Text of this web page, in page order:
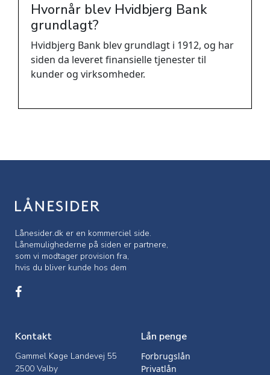
Hvornår blev Hvidbjerg Bank
grundlagt?
Hvidbjerg Bank blev grundlagt i 1912, og har
siden da leveret finansielle tjenester til
kunder og virksomheder.
Lånesider.dk er en kommerciel side.
Lånemulighederne på siden er partnere,
som vi modtager provision fra,
hvis du bliver kunde hos dem
Kontakt
Gammel Køge Landevej 55
2500 Valby
Lån penge
Forbrugslån
Privatlån